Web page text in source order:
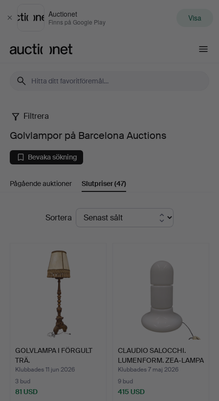
Stäng
Auctionet
Finns på Google Play Visa
Golvlampor
på
Barcelona
Auctions
Filtrera
Golvlampor på Barcelona Auctions
Bevaka sökning
Pågående auktioner Slutpriser(47)
SlutpriserSortera
GOLVLAMPA I FÖRGULT
TRÄ.
Klubbades 11 jun 2026
3 bud
81 USD
CLAUDIO SALOCCHI.
LUMENFORM. ZEA-LAMPA
I M…
Klubbades 7 maj 2026
9 bud
415 USD